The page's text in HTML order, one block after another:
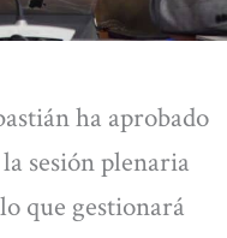
ha aprobado
sesión plenaria
que gestionará